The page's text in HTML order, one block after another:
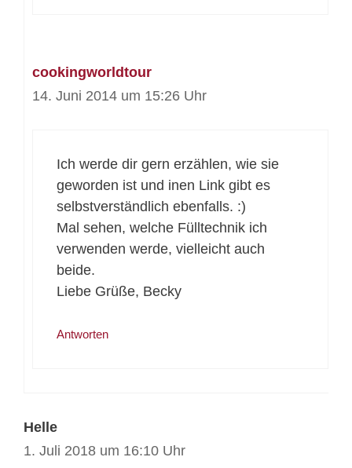
cookingworldtour
14. Juni 2014 um 15:26 Uhr
Ich werde dir gern erzählen, wie sie
geworden ist und inen Link gibt es
selbstverständlich ebenfalls. :)
Mal sehen, welche Fülltechnik ich
verwenden werde, vielleicht auch
beide.
Liebe Grüße, Becky
Antworten
Helle
1. Juli 2018 um 16:10 Uhr